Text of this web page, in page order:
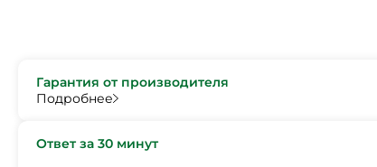
Гарантия от производителя
Подробнее
Ответ за 30 минут